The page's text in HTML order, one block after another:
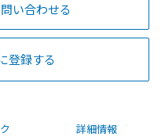
い合わせる
登録する
詳細情報